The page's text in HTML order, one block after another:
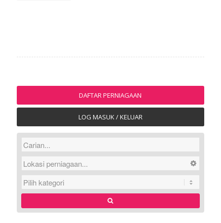
DAFTAR PERNIAGAAN
LOG MASUK / KELUAR